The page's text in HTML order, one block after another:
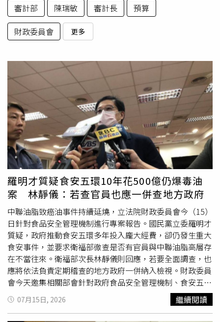
審計部
陳瑞敏 審計長
預算
財政委員會
更多
羅明才質疑食安五環10年花500億仍爆毒油
案 林靜儀：若查官員也應一併查地方政府
中聯油脂致癌油事件持續延燒，立法院財政委員會今（15）
日針對食品安全管理機制進行專案報告。國民黨立委羅明才
質疑，政府推動食安五環多年投入龐大經費，卻仍發生重大
食安事件，並要求衛福部徹查是否有官員與中聯油脂高層存
在不當往來。衛福部次長林靜儀則回應，若要全面調查，也
應將依法負責定期稽查的地方政府一併納入檢視。財政委員
會今天邀集相關部會針對政府食品安全管理機制、食安五環
及校園食安預算執行情形提出專案報告並備質詢。羅明才質
詢時詢問食安五環每年預算規模，審計長
陳瑞敏表示，相關
經費每年約為新台幣40億至50億元。羅明才表示，食安五
07月15日, 2026 繼續閱讀